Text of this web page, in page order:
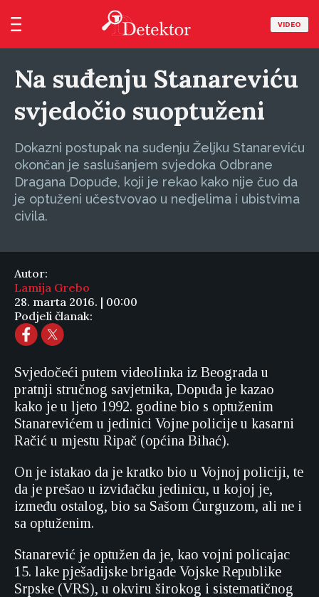
VIDEO
Na suđenju Stanareviću
svjedočio suoptuženi
Dokazni postupak na suđenju Željku Stanareviću
okončan je saslušanjem svjedoka Odbrane
Dragana Dopuđe, koji je rekao kako nije čuo da
je optuženi učestvovao u nedjelima i ubistvima
civila.
Autor:
Lamija Grebo
28. marta 2016. | 00:00
Podjeli članak:
Svjedočeći putem videolinka iz Beograda u
pratnji stručnog savjetnika, Dopuđa je kazao
kako je u ljeto 1992. godine bio s optuženim
Stanarevićem u jedinici Vojne policije u kasarni
Račić u mjestu Ripač (općina Bihać).
On je istakao da je kratko bio u Vojnoj policiji, te
da je prešao u izviđačku jedinicu, u kojoj je,
između ostalog, bio sa Sašom Ćurguzom, ali ne i
sa optuženim.
Stanarević je optužen da je, kao vojni policajac
15. lake pješadijske brigade Vojske Republike
Srpske (VRS), u okviru širokog i sistematičnog